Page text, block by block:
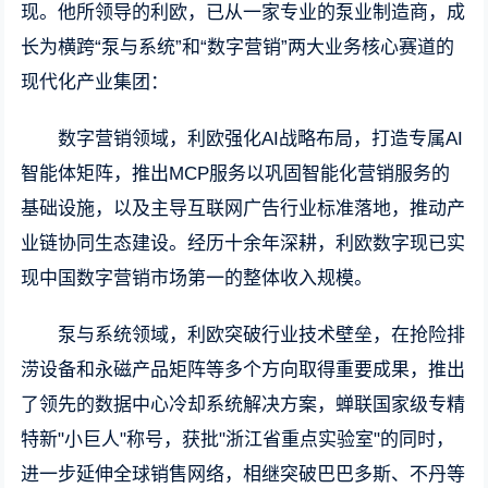
现。他所领导的利欧，已从一家专业的泵业制造商，成
长为横跨“泵与系统”和“数字营销”两大业务核心赛道的
现代化产业集团：
数字营销领域，利欧强化AI战略布局，打造专属AI
智能体矩阵，推出MCP服务以巩固智能化营销服务的
基础设施，以及主导互联网广告行业标准落地，推动产
业链协同生态建设。经历十余年深耕，利欧数字现已实
现中国数字营销市场第一的整体收入规模。
泵与系统领域，利欧突破行业技术壁垒，在抢险排
涝设备和永磁产品矩阵等多个方向取得重要成果，推出
了领先的数据中心冷却系统解决方案，蝉联国家级专精
特新"小巨人"称号，获批"浙江省重点实验室"的同时，
进一步延伸全球销售网络，相继突破巴巴多斯、不丹等